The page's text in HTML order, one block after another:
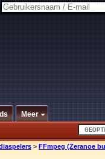
Meer
> FFmpeg (Zeranoe